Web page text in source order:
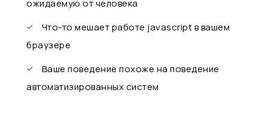
ожидаемую от человека
Что-то мешает работе javascript в вашем
браузере
Ваше поведение похоже на поведение
автоматизированных систем